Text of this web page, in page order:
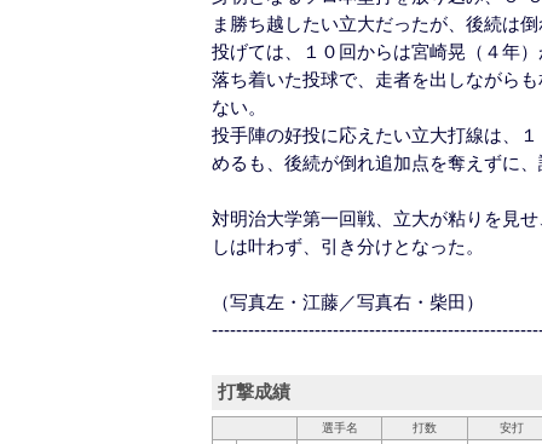
ま勝ち越したい立大だったが、後続は
投げては、１０回からは宮崎晃（４年
落ち着いた投球で、走者を出しながら
ない。
投手陣の好投に応えたい立大打線は、
めるも、後続が倒れ追加点を奪えずに
対明治大学第一回戦、立大が粘りを見
しは叶わず、引き分けとなった。
（写真左・江藤／写真右・柴田）
打撃成績
選手名 打数 安打